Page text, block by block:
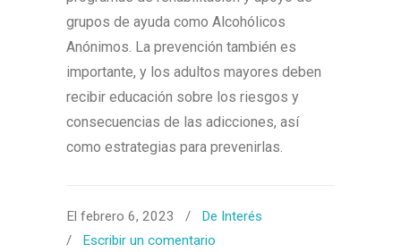
grupos de ayuda como Alcohólicos
Anónimos. La prevención también es
importante, y los adultos mayores deben
recibir educación sobre los riesgos y
consecuencias de las adicciones, así
como estrategias para prevenirlas.
El febrero 6, 2023 /
De Interés
/ Escribir un comentario